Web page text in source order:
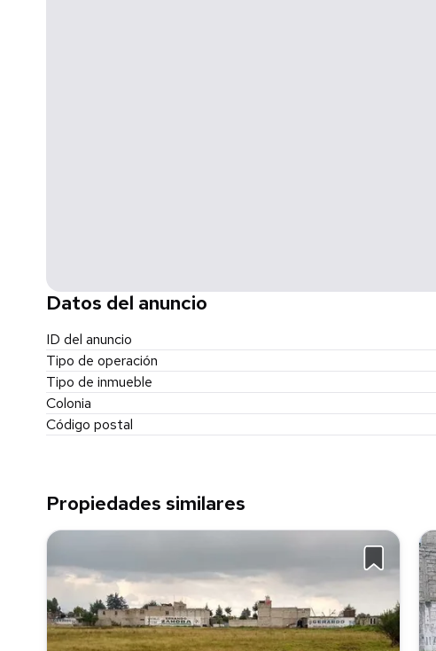
*Las imágenes son meramente ilustrativas y no representan
escrituración, avalúo, ni cuotas de mantenimiento.
Datos del anuncio
ID del anuncio
Tipo de operación
Tipo de inmueble
Colonia
Código postal
Propiedades similares